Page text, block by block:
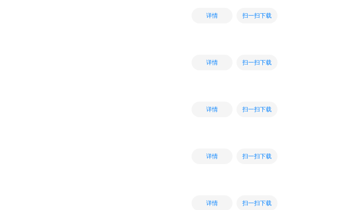
详情 扫一扫下载
详情 扫一扫下载
详情 扫一扫下载
详情 扫一扫下载
详情 扫一扫下载